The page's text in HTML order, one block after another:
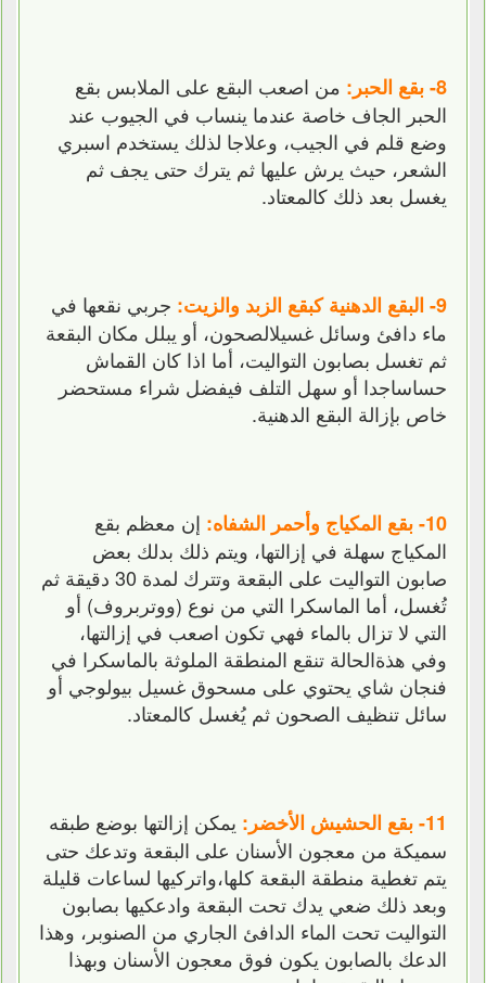
8- بقع الحبر:
من اصعب البقع على الملابس بقع
الحبر الجاف خاصة عندما ينساب في الجيوب عند
وضع قلم في الجيب، وعلاجا لذلك يستخدم اسبري
الشعر، حيث يرش عليها ثم يترك حتى يجف ثم
يغسل بعد ذلك كالمعتاد.
9- البقع الدهنية كبقع الزبد والزيت:
جربي نقعها في
ماء دافئ وسائل غسيلالصحون، أو يبلل مكان البقعة
ثم تغسل بصابون التواليت، أما اذا كان القماش
حساساجدا أو سهل التلف فيفضل شراء مستحضر
خاص بإزالة البقع الدهنية.
10- بقع المكياج وأحمر الشفاه:
إن معظم بقع
المكياج سهلة في إزالتها، ويتم ذلك بدلك بعض
صابون التواليت على البقعة وتترك لمدة 30 دقيقة ثم
تُغسل، أما الماسكرا التي من نوع (ووتربروف) أو
التي لا تزال بالماء فهي تكون اصعب في إزالتها،
وفي هذةالحالة تنقع المنطقة الملوثة بالماسكرا في
فنجان شاي يحتوي على مسحوق غسيل بيولوجي أو
سائل تنظيف الصحون ثم يُغسل كالمعتاد.
11- بقع الحشيش الأخضر:
يمكن إزالتها بوضع طبقه
سميكة من معجون الأسنان على البقعة وتدعك حتى
يتم تغطية منطقة البقعة كلها،واتركيها لساعات قليلة
وبعد ذلك ضعي يدك تحت البقعة وادعكيها بصابون
التواليت تحت الماء الدافئ الجاري من الصنوبر، وهذا
الدعك بالصابون يكون فوق معجون الأسنان وبهذا